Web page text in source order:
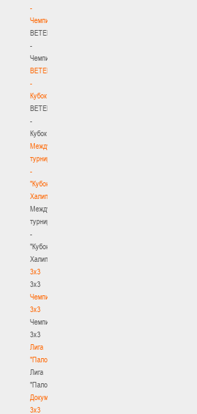
-
Чемпионат
BETERA
-
Чемпионат
BETERA
-
Кубок
BETERA
-
Кубок
Международный
турнир
-
"Кубок
Халипского"
Международный
турнир
-
"Кубок
Халипского"
3x3
3x3
Чемпионат
3х3
Чемпионат
3х3
Лига
"Палова"
Лига
"Палова"
Документы
3х3